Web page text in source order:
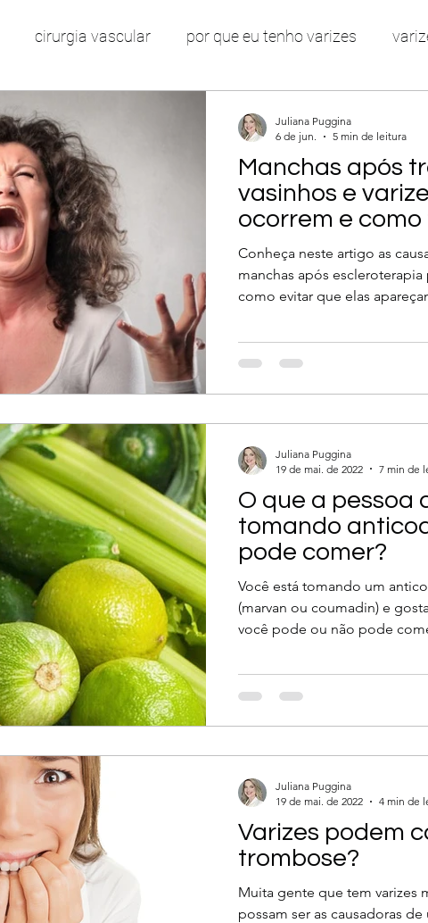
cirurgia vascular por que eu tenho varizes
má circulação
para varizes vasinhos nas pernas
inchaço nas pernas linfedema edema
nas pernas creme para varizes
TVP embolia pulmonar TEP
Manchas após
vasinhos e
ocorrem e
Conheça neste artigo as
manchas após escleroterapia
como evitar que elas
Juliana Puggina
6 de jun.
5 min de leitura
O que a pessoa
tomando
pode comer?
Você está tomando um
(marvan ou coumadin) e
você pode ou não pode
Juliana Puggina
19 de mai. de 2022
7 min de
Varizes podem
trombose?
Muita gente que tem varizes
possam ser as causadoras
Juliana Puggina
19 de mai. de 2022
4 min de